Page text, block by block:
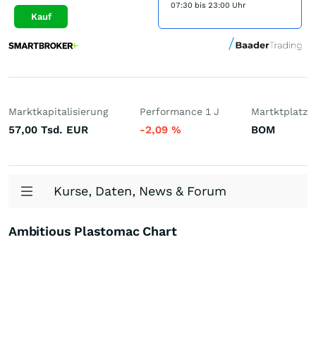
Kauf
07:30 bis 23:00 Uhr
Marktkapitalisierung
57,00 Tsd. EUR
Performance 1 J
-2,09 %
Martktplatz
BOM
Kurse, Daten, News & Forum
Ambitious Plastomac Chart